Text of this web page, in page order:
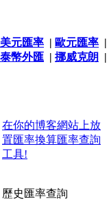
美元匯率 | 歐元匯率 |
泰幣外匯 | 挪威克朗 |
在你的博客網站上放
置匯率換算匯率查詢
工具!
歷史匯率查詢